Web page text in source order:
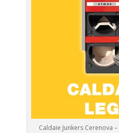
Caldaie Junkers Cerenova